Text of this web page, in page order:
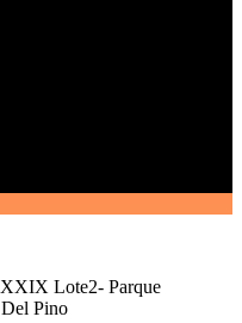
Lote2- Parque
Pino